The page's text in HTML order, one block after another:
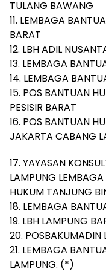
TULANG BAWANG
11. LEMBAGA
BARAT
12. LBH ADIL
13. LEMBAGA
14. LEMBAGA
15. POS BANTUAN
PESISIR BARAT
16. POS BANTUAN
JAKARTA CABANG
17. YAYASAN
LAMPUNG
HUKUM TANJUNG
18. LEMBAGA
19. LBH LAMPUNG
20. POSBAKUMADIN
21. LEMBAGA
LAMPUNG. (*)